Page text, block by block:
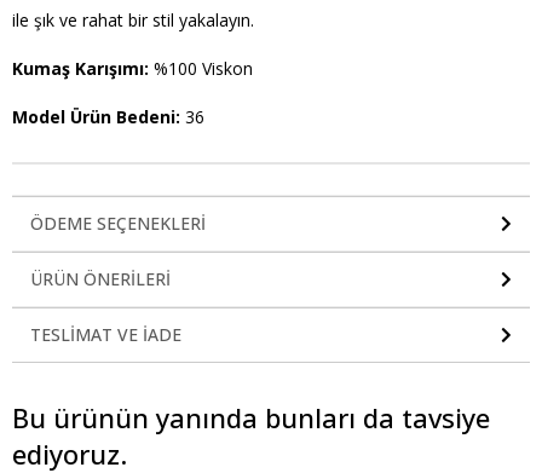
ile şık ve rahat bir stil yakalayın.
Kumaş Karışımı: %100 Viskon
Model Ürün Bedeni: 36
ÖDEME SEÇENEKLERI
ÜRÜN ÖNERILERI
TESLIMAT VE İADE
Bu ürünün yanında bunları da tavsiye
ediyoruz.